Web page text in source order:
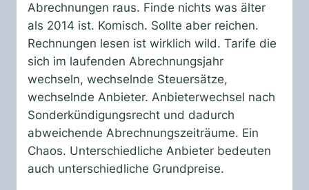
Abrechnungen raus. Finde nichts was älter
als 2014 ist. Komisch. Sollte aber reichen.
Rechnungen lesen ist wirklich wild. Tarife die
sich im laufenden Abrechnungsjahr
wechseln, wechselnde Steuersätze,
wechselnde Anbieter. Anbieterwechsel nach
Sonderkündigungsrecht und dadurch
abweichende Abrechnungszeiträume. Ein
Chaos. Unterschiedliche Anbieter bedeuten
auch unterschiedliche Grundpreise.